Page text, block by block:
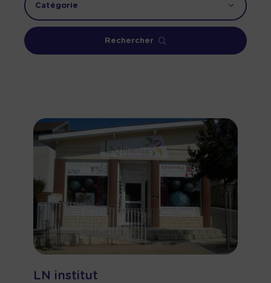
Rechercher
LN institut